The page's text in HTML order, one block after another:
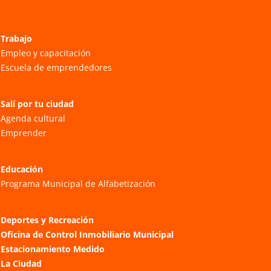
Trabajo
Empleo y capacitación
Escuela de emprendedores
Salí por tu ciudad
Agenda cultural
Emprender
Educación
Programa Municipal de Alfabetización
Deportes y Recreación
Oficina de Control Inmobiliario Municipal
Estacionamiento Medido
La Ciudad